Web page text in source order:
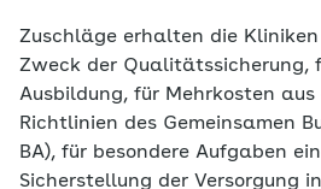
Zuschläge erhalten die
Zweck der Qualitätssicherung,
Ausbildung, für Mehrkosten aus
Richtlinien des Gemeinsamen
BA), für besondere Aufgaben
Sicherstellung der Versorgung in